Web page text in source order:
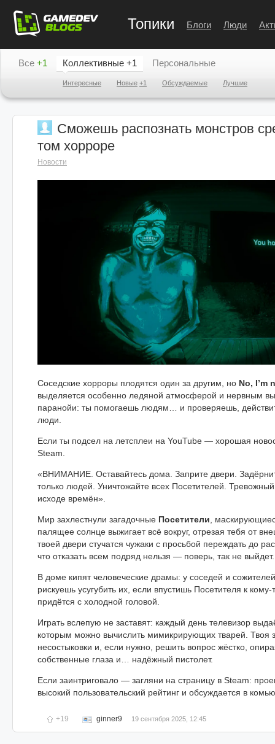
Топики Блоги Люди
Все +1 Коллективные +1
Интересные Новые +1 Обсуждаемые Лучшие
Персональные
Сможешь распознать монстров
том хорроре
Новости
Соседские хорроры плодятся один за другим, но No, I’m
выделяется особенно ледяной атмосферой и нервным
паранойи: ты помогаешь людям… и проверяешь,
люди.
Если ты подсел на летсплеи на YouTube — хорошая
Steam.
«ВНИМАНИЕ. Оставайтесь дома. Заприте двери.
только людей. Уничтожайте всех Посетителей.
исходе времён».
Мир захлестнули загадочные Посетители ,
палящее солнце выжигает всё вокруг, отрезая тебя от
твоей двери стучатся чужаки с просьбой переждать до
что отказать всем подряд нельзя — поверь, так не выйдет.
В доме кипят человеческие драмы: у соседей и
рискуешь усугубить их, если впустишь Посетителя к
придётся с холодной головой.
Играть вслепую не заставят: каждый день телевизор
которым можно вычислить мимикрирующих тварей. Твоя
несостыковки и, если нужно, решить вопрос жёстко,
собственные глаза и… надёжный пистолет.
Если заинтриговало — загляни на страницу в Steam:
высокий пользовательский рейтинг и обсуждается в
+19 ginner9 19 сентября 2025, 12:45